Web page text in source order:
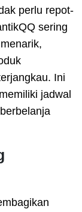
perlu repot-
sering
Ini
jadwal